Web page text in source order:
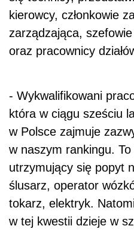
kierowcy, członkowie
zarządzająca,
oraz pracownicy
- Wykwalifikowani
która w ciągu sześciu
w Polsce zajmuje
w naszym rankingu.
utrzymujący się popyt
ślusarz, operator
tokarz, elektryk.
w tej kwestii dzieje w